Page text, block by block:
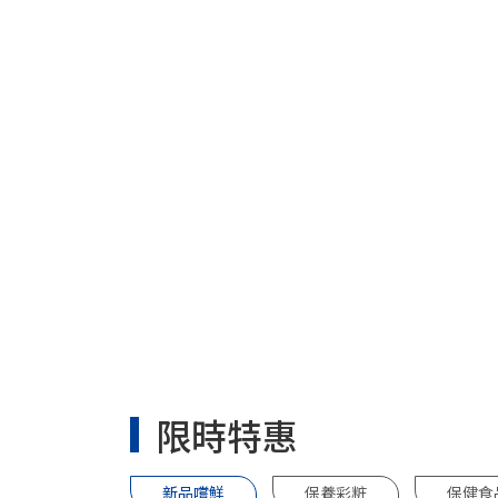
限時特惠
新品嚐鮮 保養彩粧 保健食